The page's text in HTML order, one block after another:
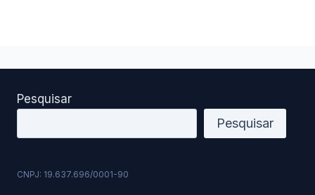
Pesquisar
Pesquisar
CNPJ: 19.637.696/0001-90